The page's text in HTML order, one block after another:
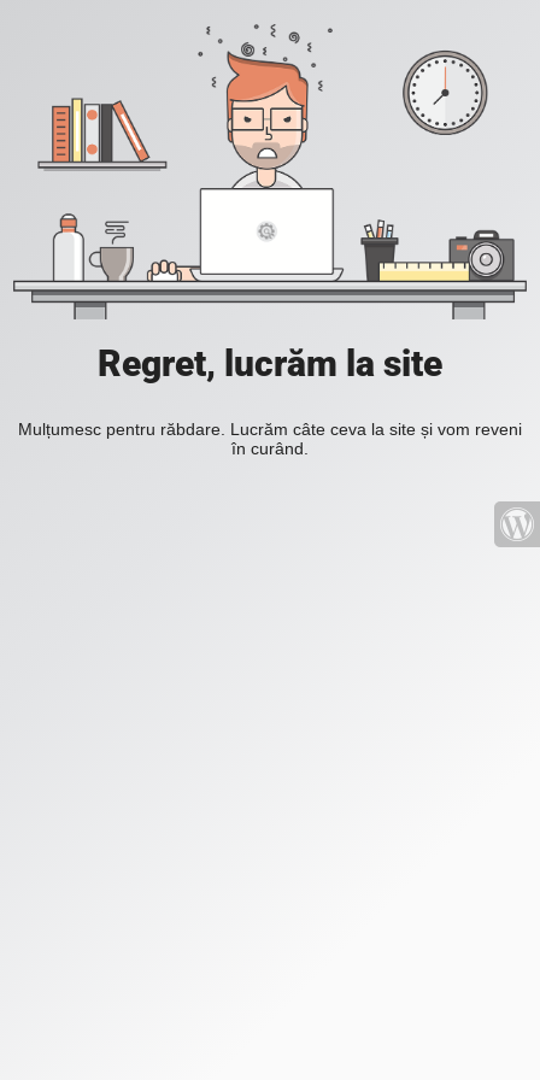
Regret, lucrăm la site
Mulțumesc pentru răbdare. Lucrăm câte ceva la site și vom reveni
în curând.